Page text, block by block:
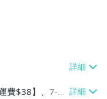
費$38】、7-EL